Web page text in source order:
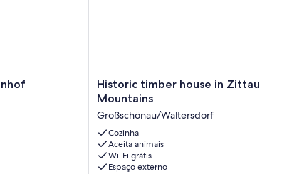
Historic
timber
in
Zittau
Mountains
Großschönau/Waltersdorf
Historic timber house in Zittau
Mountains
Großschönau/Waltersdorf
Cozinha
Aceita animais
Wi-Fi grátis
Espaço externo